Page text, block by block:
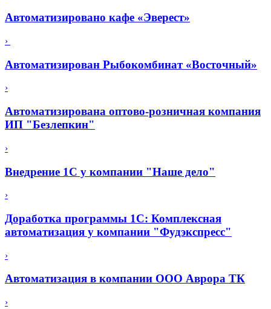
Автоматизировано кафе «Эверест»
›
Автоматизирован Рыбокомбинат «Восточный»
›
Автоматизирована оптово-розничная компания
ИП "Безлепкин"
›
Внедрение 1С у компании "Наше дело"
›
Доработка программы 1С: Комплексная
автоматизация у компании "Фудэкспресс"
›
Автоматизация в компании ООО Аврора ТК
›